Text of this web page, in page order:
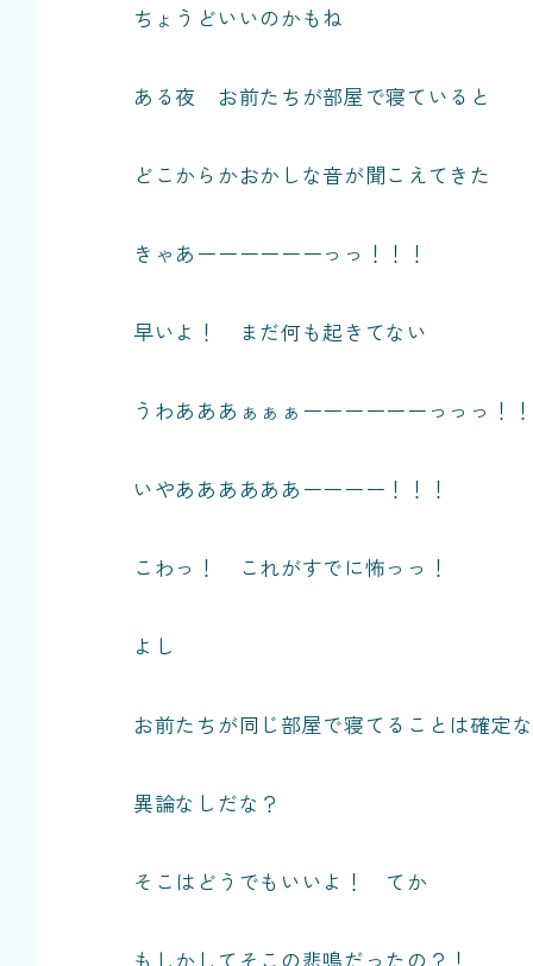
ちょうどいいのかもね
ある夜 お前たちが部屋で寝ていると
どこからかおかしな音が聞こえてきた
きゃあーーーーーーっっ！！！
早いよ！ まだ何も起きてない
うわあああぁぁぁーーーーーーっっっ！
いやああああああーーーー！！！
こわっ！ これがすでに怖っっ！
よし
お前たちが同じ部屋で寝てることは確定
異論なしだな？
そこはどうでもいいよ！ てか
もしかしてそこの悲鳴だったの？！